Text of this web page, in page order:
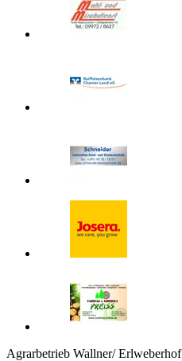
Agrarbetrieb Wallner/ Erlweberhof